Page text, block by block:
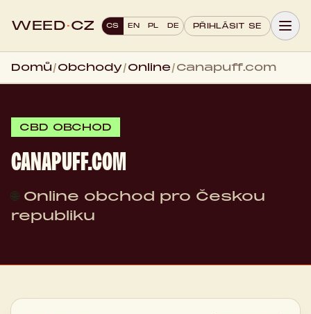
WEED·CZ CS EN PL DE PŘIHLÁSIT SE
Domů/Obchody/Online/Canapuff.com
CBD OBCHOD
CANAPUFF.COM
🌐Online obchod pro Českou
republiku